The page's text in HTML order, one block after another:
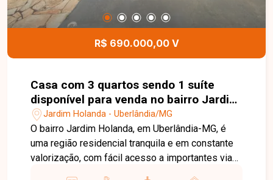
R$ 690.000,00 V
Casa com 3 quartos sendo 1 suíte
disponível para venda no bairro Jardim
Holanda em Uberlândia-MG
Jardim Holanda - Uberlândia/MG
O bairro Jardim Holanda, em Uberlândia-MG, é
uma região residencial tranquila e em constante
valorização, com fácil acesso a importantes vias